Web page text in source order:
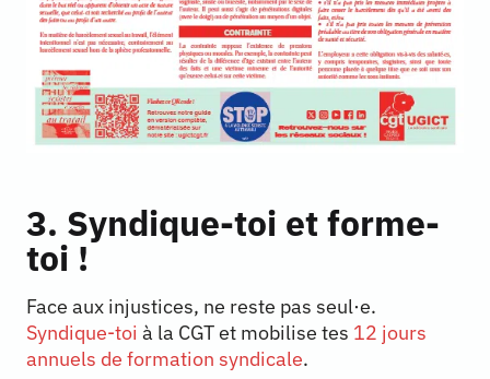
3. Syndique-toi et forme-
toi !
Face aux injustices, ne reste pas seul·e.
Syndique-toi à la CGT et mobilise tes 12 jours
annuels de formation syndicale.